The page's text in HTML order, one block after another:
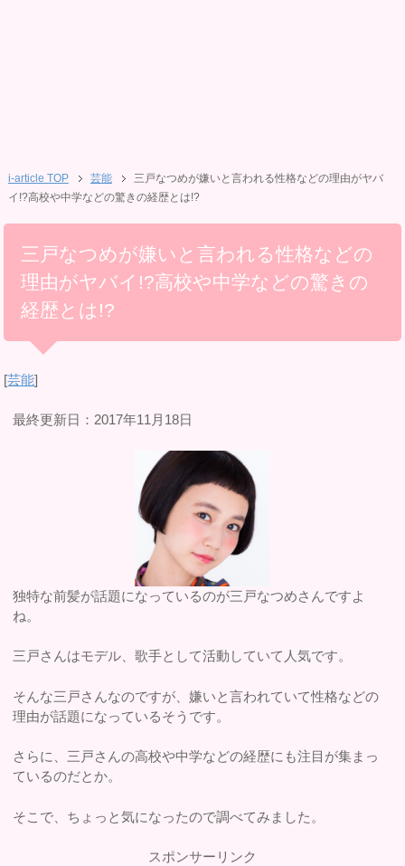
i-article TOP 芸能
三戸なつめが嫌いと言われる性格などの理由がヤバ
イ!?高校や中学などの驚きの経歴とは!?
三戸なつめが嫌いと言われる性格などの
理由がヤバイ!?高校や中学などの驚きの
経歴とは!?
[芸能]
最終更新日：2017年11月18日
独特な前髪が話題になっているのが三戸なつめさんですよ
ね。
三戸さんはモデル、歌手として活動していて人気です。
そんな三戸さんなのですが、嫌いと言われていて性格などの
理由が話題になっているそうです。
さらに、三戸さんの高校や中学などの経歴にも注目が集まっ
ているのだとか。
そこで、ちょっと気になったので調べてみました。
スポンサーリンク